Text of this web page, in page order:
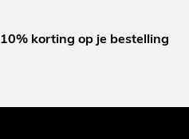
10% korting op je bestelling